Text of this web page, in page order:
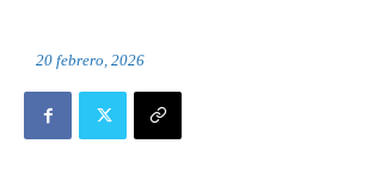
20 febrero, 2026